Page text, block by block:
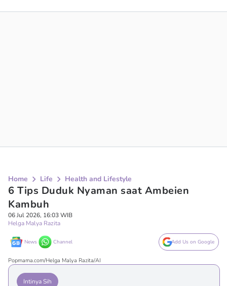
Home Life Health and Lifestyle
6 Tips Duduk Nyaman saat Ambeien
Kambuh
06 Jul 2026, 16:03 WIB
Helga Malya Razita
News Channel Add Us on Google
Popmama.com/Helga Malya Razita/AI
Intinya Sih